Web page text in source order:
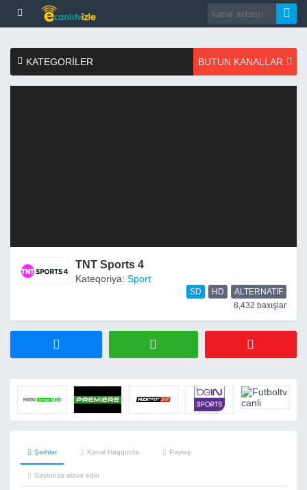
KATEGORILER BUTUN KANALLAR
TNT Sports 4
Kateqoriya: Sport
SD HD
ALTERNATIF
8,432 baxışlar
Şərhlər Kanal Haqqında Paylaş
Saytınıza əlavə edin